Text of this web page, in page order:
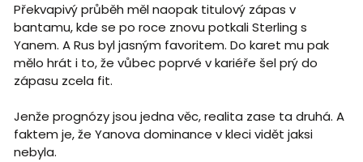
Překvapivý průběh měl naopak titulový zápas v
bantamu, kde se po roce znovu potkali Sterling s
Yanem. A Rus byl jasným favoritem. Do karet mu pak
mělo hrát i to, že vůbec poprvé v kariéře šel prý do
zápasu zcela fit.
Jenže prognózy jsou jedna věc, realita zase ta druhá. A
faktem je, že Yanova dominance v kleci vidět jaksi
nebyla.